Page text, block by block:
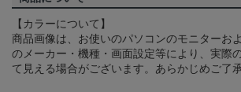
【カラーについて】
商品画像は、お使いのパソコンのモニターお
のメーカー・機種・画面設定等により、実際
て見える場合がございます。あらかじめご了